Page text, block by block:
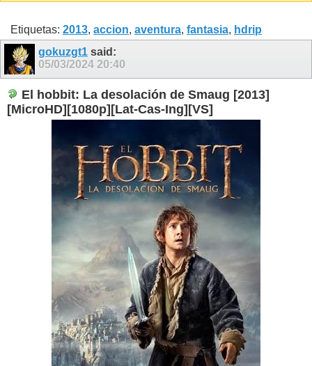
Etiquetas: 2013, accion, aventura, fantasia, hdrip
gokuzgt1 said:
05/03/2024 20:40
El hobbit: La desolación de Smaug [2013]
[MicroHD][1080p][Lat-Cas-Ing][VS]